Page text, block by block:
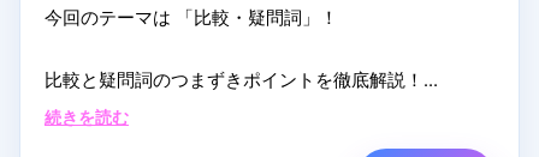
今回のテーマは 「比較・疑問詞」！
比較と疑問詞のつまずきポイントを徹底解説！
基礎～応用まで幅広く解説します。これで君も比較＆
続きを読む